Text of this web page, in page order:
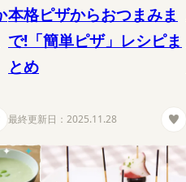
本格ピザからおつまみま
で!「簡単ピザ」レシピま
とめ
最終更新日： 2025.11.28